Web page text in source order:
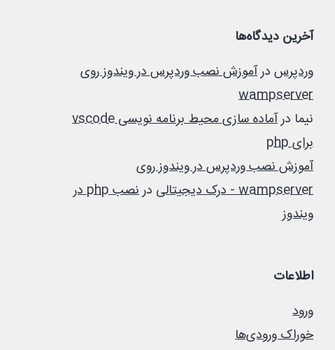
آخرین دیدگاه‌ها
وردپرس درآموزش نصب وردپرس در ویندوز روی
wampserver
نیما در
آماده سازی محیط برنامه نویسی vscode
برای php
آموزش نصب وردپرس در ویندوز روی
wampserver - درک دیجیتالی
در
نصب php در
ویندوز
اطلاعات
ورود
خوراک ورودی‌ها